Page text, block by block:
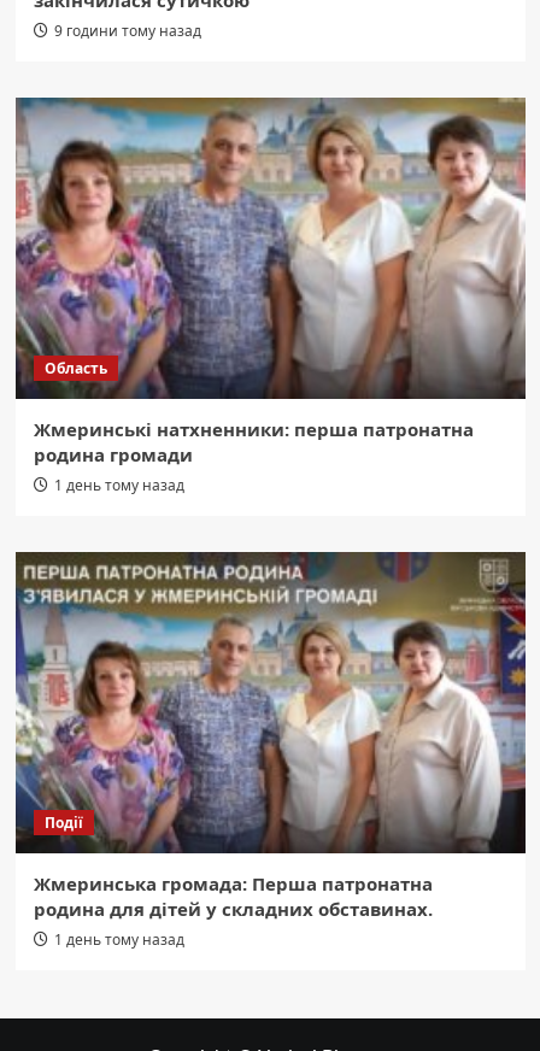
9 години тому назад
Область
Жмеринські натхненники: перша патронатна
родина громади
1 день тому назад
Події
Жмеринська громада: Перша патронатна
родина для дітей у складних обставинах.
1 день тому назад